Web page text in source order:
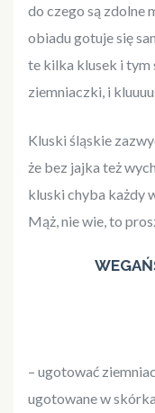
do czego są zdolne
obiadu gotuje się
te kilka klusek i tym
ziemniaczki, i
Kluski śląskie
że bez jajka też
kluski chyba każdy
Mąż, nie wie, to
– ugotować
ugotowane w